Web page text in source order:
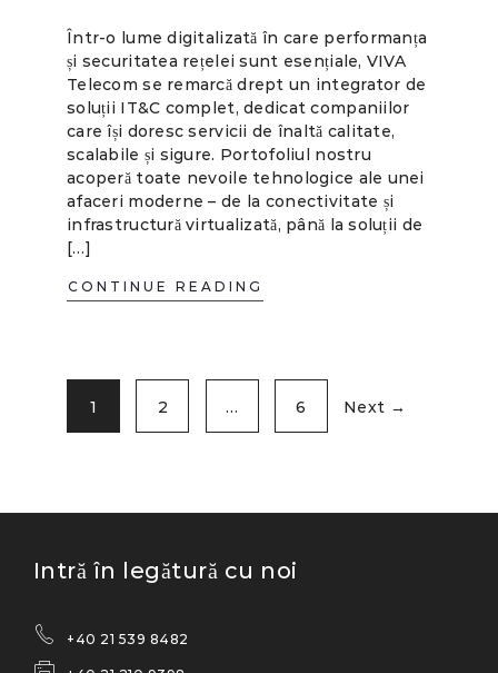
Într-o lume digitalizată în care performanța
și securitatea rețelei sunt esențiale, VIVA
Telecom se remarcă drept un integrator de
soluții IT&C complet, dedicat companiilor
care își doresc servicii de înaltă calitate,
scalabile și sigure. Portofoliul nostru
acoperă toate nevoile tehnologice ale unei
afaceri moderne – de la conectivitate și
infrastructură virtualizată, până la soluții de
[…]
CONTINUE READING
1 2 … 6 Next →
Intră în legătură cu noi
+40 21 539 8482